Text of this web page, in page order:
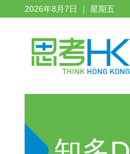
2026年8月7日 ｜ 星期五